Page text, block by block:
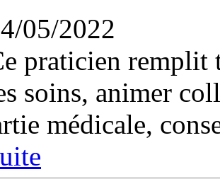
05/2022
praticien remplit
soins, animer
médicale,